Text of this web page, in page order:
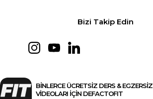
Bizi Takip Edin
BİNLERCE ÜCRETSİZ DERS & EGZERSİZ
VİDEOLARI İÇİN DEFACTOFIT